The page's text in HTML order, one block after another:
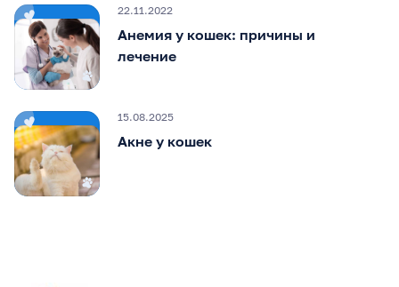
22.11.2022
Анемия у кошек: причины и
лечение
15.08.2025
Акне у кошек